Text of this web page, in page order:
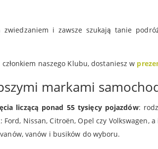
i zawsze szukają tanie
naszego Klubu, dostaniesz w
markami
liczącą ponad 55 tysięcy pojazdów:
Nissan, Citroën, Opel czy Volkswagen,
vanów i busików do wyboru.